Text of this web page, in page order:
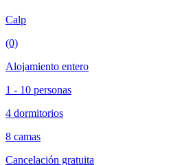
Calp
(0)
Alojamiento entero
1 - 10 personas
4 dormitorios
8 camas
Cancelación gratuita